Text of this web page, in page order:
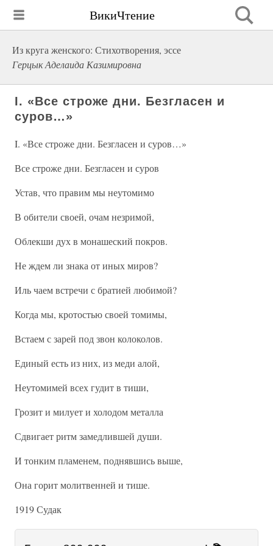
ВикиЧтение
Из круга женского: Стихотворения, эссе
Герцык Аделаида Казимировна
I. «Все строже дни. Безгласен и
суров…»
I. «Все строже дни. Безгласен и суров…»
Все строже дни. Безгласен и суров
Устав, что правим мы неутомимо
В обители своей, очам незримой,
Облекши дух в монашеский покров.
Не ждем ли знака от иных миров?
Иль чаем встречи с братией любимой?
Когда мы, кротостью своей томимы,
Встаем с зарей под звон колоколов.
Единый есть из них, из меди алой,
Неутомимей всех гудит в тиши,
Грозит и милует и холодом металла
Сдвигает ритм замедлившей души.
И тонким пламенем, поднявшись выше,
Она горит молитвенней и тише.
1919 Судак